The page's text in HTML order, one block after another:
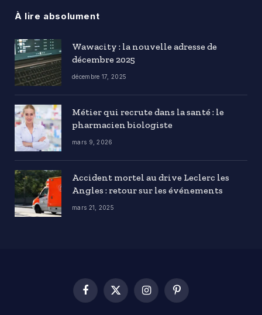
À lire absolument
Wawacity : la nouvelle adresse de
décembre 2025
décembre 17, 2025
Métier qui recrute dans la santé : le
pharmacien biologiste
mars 9, 2026
Accident mortel au drive Leclerc les
Angles : retour sur les événements
mars 21, 2025
Facebook
X
InstagramPinterest